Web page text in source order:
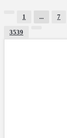
1 ... 7
3539